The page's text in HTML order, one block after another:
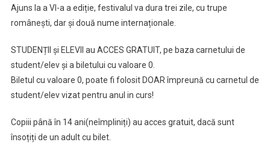
Începe
Camp#6
Ajuns la a VI-a a ediție, festivalul va dura trei zile, cu trupe
românești, dar și două nume internaționale.
STUDENȚII și ELEVII au ACCES GRATUIT, pe baza carnetului de
student/elev și a biletului cu valoare 0.
Biletul cu valoare 0, poate fi folosit DOAR împreună cu carnetul de
student/elev vizat pentru anul in curs!
Copiii până în 14 ani(neîmpliniți) au acces gratuit, dacă sunt
însoțiți de un adult cu bilet.